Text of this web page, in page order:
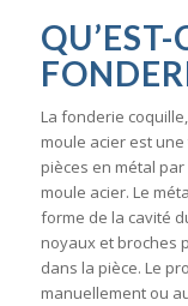
La fonderie
moule acier est
pièces en métal
moule acier. Le
forme de la cavité
noyaux et broches
dans la pièce. Le
manuellement ou